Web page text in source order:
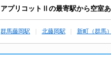
アプリコットⅡの最寄駅から空室
群馬藤岡駅 北藤岡駅 新町（群馬